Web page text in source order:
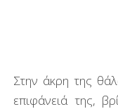
Στην άκρη της
επιφάνειά της,